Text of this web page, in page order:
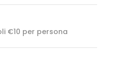
€10 per persona